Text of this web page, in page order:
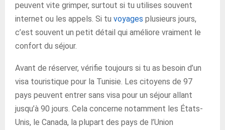
peuvent vite grimper, surtout si tu utilises souvent
internet ou les appels. Si tu voyages plusieurs jours,
c’est souvent un petit détail qui améliore vraiment le
confort du séjour.
Avant de réserver, vérifie toujours si tu as besoin d’un
visa touristique pour la Tunisie. Les citoyens de 97
pays peuvent entrer sans visa pour un séjour allant
jusqu’à 90 jours. Cela concerne notamment les États-
Unis, le Canada, la plupart des pays de l’Union